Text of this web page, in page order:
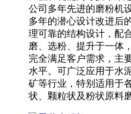
公司多年先进的磨粉机
多年的潜心设计改进后
理可靠的结构设计，配
磨、选粉、提升于一体
完全满足客户需求，主
水平。可广泛应用于水
矿等行业，特别适用于
状、颗粒状及粉状原料